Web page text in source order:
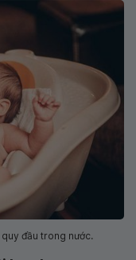
đầu trong nước.